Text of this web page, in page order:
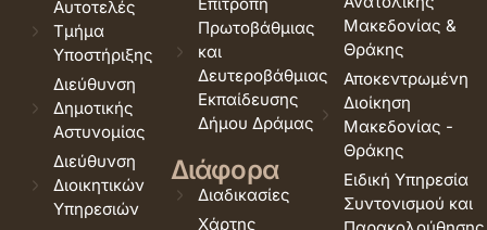
Αυτοτελές
Τμήμα
Υποστήριξης
Διεύθυνση
Δημοτικής
Αστυνομίας
Διεύθυνση
Διοικητικών
Υπηρεσιών
Πρωτοβάθμιας
και
Δευτεροβάθμιας
Εκπαίδευσης
Δήμου Δράμας
Διάφορα
Διαδικασίες
Χάρτης
Μακεδονίας &
Θράκης
Αποκεντρωμένη
Διοίκηση
Μακεδονίας -
Θράκης
Ειδική Υπηρεσία
Συντονισμού και